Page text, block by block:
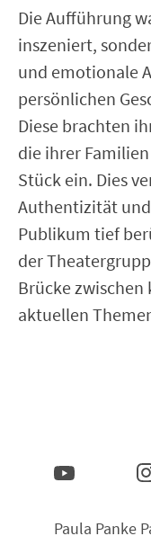
Die Aufführung
inszeniert,
und emotionale
persönlichen
Diese brachten
die ihrer
Stück ein. Dies
Authentizität
Publikum tief
der
Brücke
aktuellen
Paula Panke